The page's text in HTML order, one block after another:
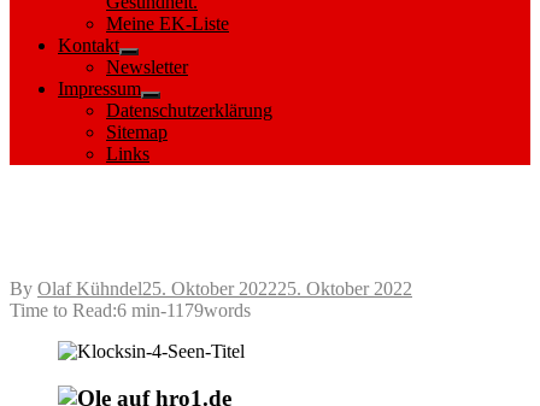
Meine EK-Liste
Kontakt
Show
sub
menu
Newsletter
Impressum
Show
sub
menu
Datenschutzerklärung
Sitemap
Links
By Olaf KühndelPosted
on
25. Oktober 202225. Oktober 2022
Time to Read:6 min-1179words